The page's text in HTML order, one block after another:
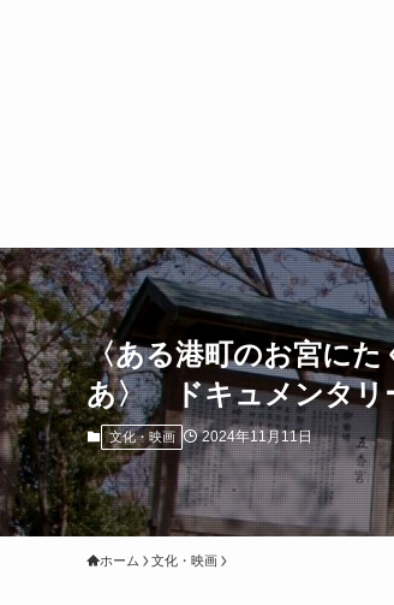
〈ある港町のお宮に
あ〉 ドキュメンタリ
文化・映画 2024年11月11日
ホーム 文化・映画